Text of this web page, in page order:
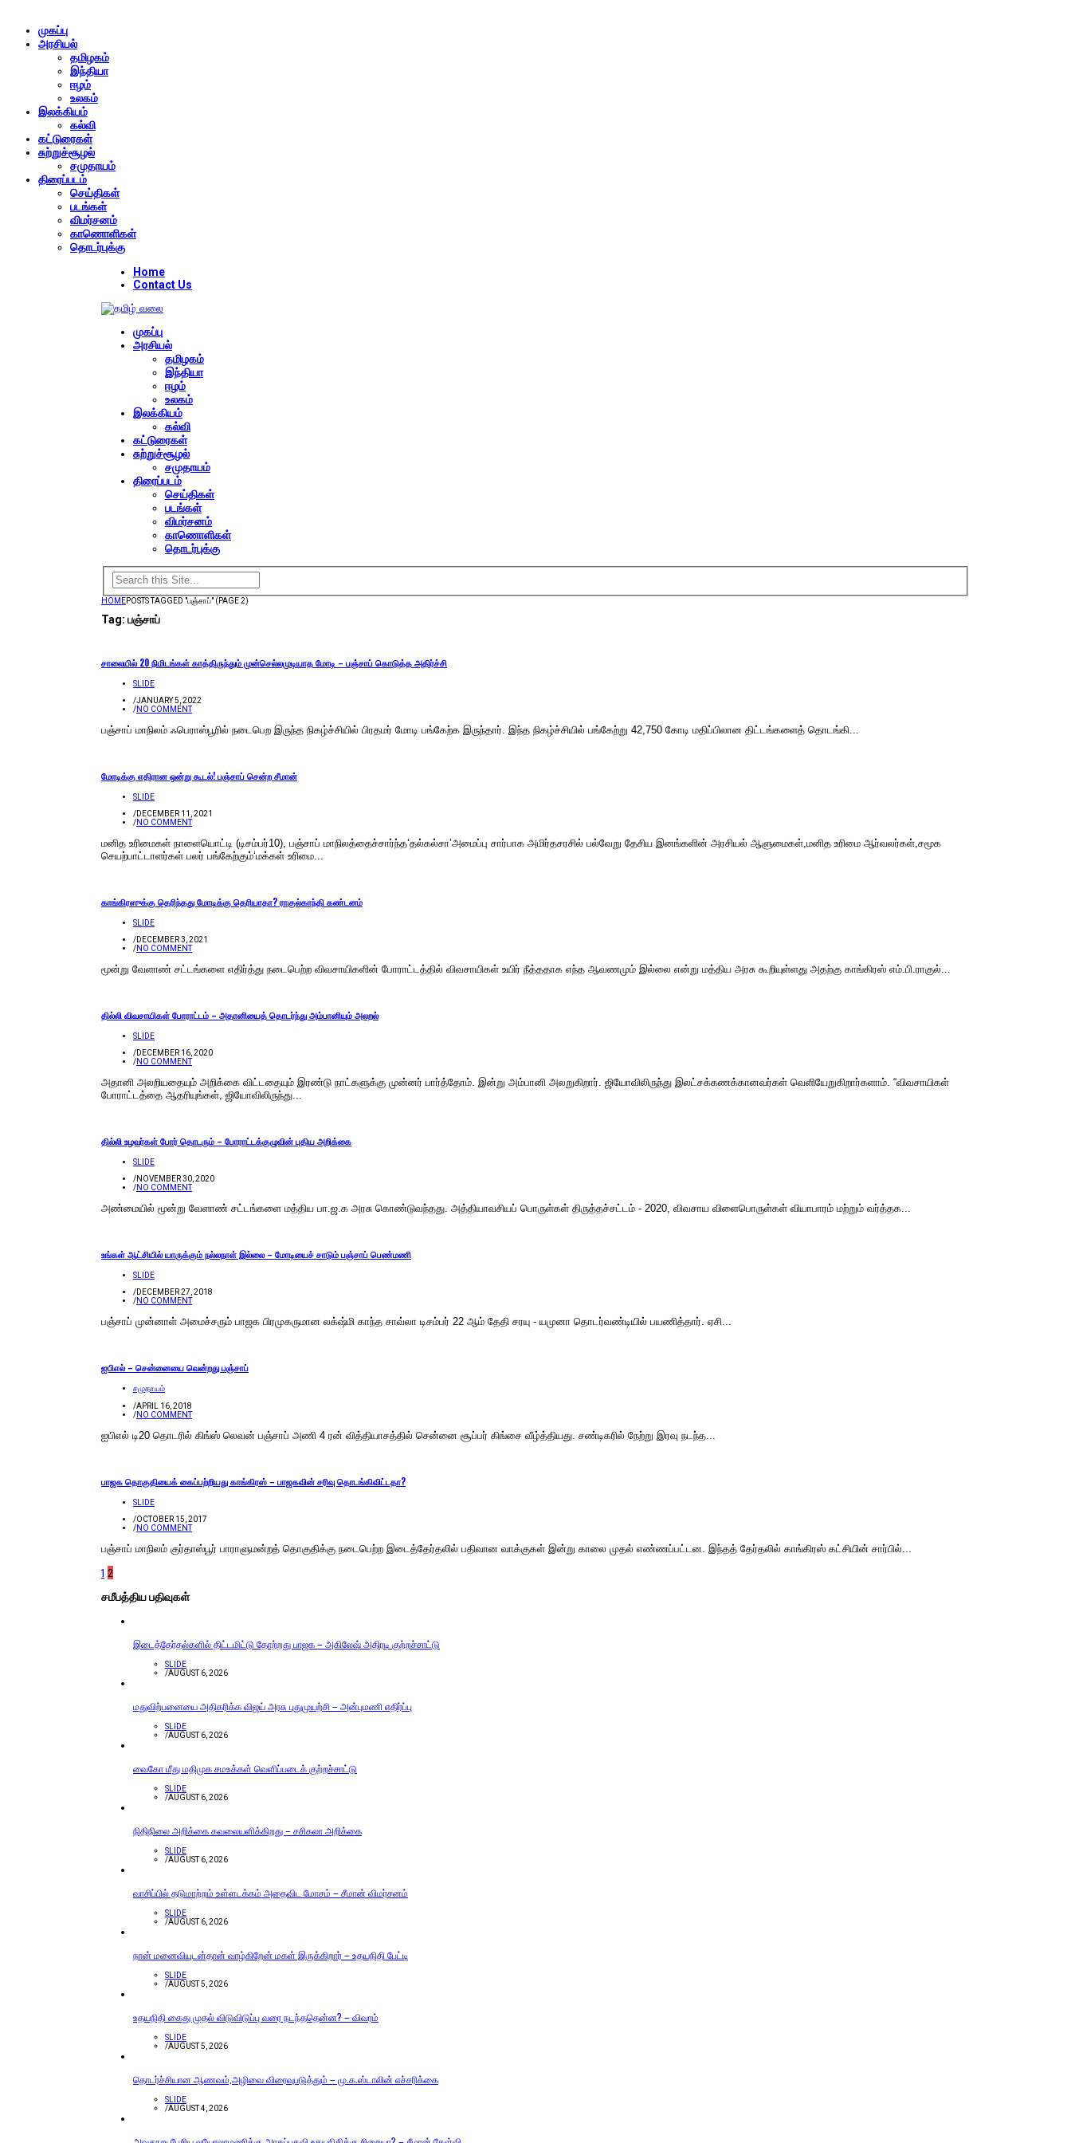
முகப்பு
அரசியல்
தமிழகம்
இந்தியா
ஈழம்
உலகம்
இலக்கியம்
கல்வி
கட்டுரைகள்
சுற்றுச்சூழல்
சமுதாயம்
திரைப்படம்
செய்திகள்
படங்கள்
விமர்சனம்
காணொளிகள்
தொடர்புக்கு
Home
Contact Us
முகப்பு
அரசியல்
தமிழகம்
இந்தியா
ஈழம்
உலகம்
இலக்கியம்
கல்வி
கட்டுரைகள்
சுற்றுச்சூழல்
சமுதாயம்
திரைப்படம்
செய்திகள்
படங்கள்
விமர்சனம்
காணொளிகள்
தொடர்புக்கு
HOMEPOSTS TAGGED "பஞ்சாப்" (PAGE 2)
Tag: பஞ்சாப்
சாலையில் 20 நிமிடங்கள் காத்திருந்தும் முன்செல்லமுடியாத மோடி – பஞ்சாப் கொடுத்த அதிர்ச்சி
SLIDE
/JANUARY 5, 2022
/NO COMMENT
பஞ்சாப் மாநிலம் ஃபெராஸ்பூரில் நடைபெற இருந்த நிகழ்ச்சியில் பிரதமர் மோடி பங்கேற்க இருந்தார். இந்த நிகழ்ச்சியில் பங்கேற்று 42,750 கோடி மதிப்பிலான திட்டங்களைத் தொடங்கி...
மோடிக்கு எதிரான ஒன்று கூடல்! பஞ்சாப் சென்ற சீமான்
SLIDE
/DECEMBER 11, 2021
/NO COMMENT
மனித உரிமைகள் நாளையொட்டி (டிசம்பர்10), பஞ்சாப் மாநிலத்தைச்சார்ந்த‘தல்கல்சா’அமைப்பு சார்பாக அமிர்தசரசில் பல்வேறு தேசிய இனங்களின் அரசியல் ஆளுமைகள்,மனித உரிமை ஆர்வலர்கள்,சமூக
செயற்பாட்டாளர்கள் பலர் பங்கேற்கும்‘மக்கள் உரிமை...
காங்கிரஸுக்கு தெரிந்தது மோடிக்கு தெரியாதா? ராகுல்காந்தி கண்டனம்
SLIDE
/DECEMBER 3, 2021
/NO COMMENT
மூன்று வேளாண் சட்டங்களை எதிர்த்து நடைபெற்ற விவசாயிகளின் போராட்டத்தில் விவசாயிகள் உயிர் நீத்ததாக எந்த ஆவணமும் இல்லை என்று மத்திய அரசு கூறியுள்ளது அதற்கு காங்கிரஸ் எம்.பி.ராகுல்...
தில்லி விவசாயிகள் போராட்டம் – அதானியைத் தொடர்ந்து அம்பானியும் அலறல்
SLIDE
/DECEMBER 16, 2020
/NO COMMENT
அதானி அலறியதையும் அறிக்கை விட்டதையும் இரண்டு நாட்களுக்கு முன்னர் பார்த்தோம். இன்று அம்பானி அலறுகிறார். ஜியோவிலிருந்து இலட்சக்கணக்கானவர்கள் வெளியேறுகிறார்களாம். “விவசாயிகள்
போராட்டத்தை ஆதரியுங்கள், ஜியோவிலிருந்து...
தில்லி உழவர்கள் போர் தொடரும் – போராட்டக்குழுவின் புதிய அறிக்கை
SLIDE
/NOVEMBER 30, 2020
/NO COMMENT
அண்மையில் மூன்று வேளாண் சட்டங்களை மத்திய பா.ஜ.க அரசு கொண்டுவந்தது. அத்தியாவசியப் பொருள்கள் திருத்தச்சட்டம் - 2020, விவசாய விளைபொருள்கள் வியாபாரம் மற்றும் வர்த்தக...
உங்கள் ஆட்சியில் யாருக்கும் நல்லநாள் இல்லை – மோடியைச் சாடும் பஞ்சாப் பெண்மணி
SLIDE
/DECEMBER 27, 2018
/NO COMMENT
பஞ்சாப் முன்னாள் அமைச்சரும் பாஜக பிரமுகருமான லக்‌ஷ்மி காந்த சாவ்லா டிசம்பர் 22 ஆம் தேதி சரயு - யமுனா தொடர்வண்டியில் பயணித்தார். ஏசி...
ஐபிஎல் – சென்னையை வென்றது பஞ்சாப்
சமுதாயம்
/APRIL 16, 2018
/NO COMMENT
ஐபிஎல் டி20 தொடரில் கிங்ஸ் லெவன் பஞ்சாப் அணி 4 ரன் வித்தியாசத்தில் சென்னை சூப்பர் கிங்சை வீழ்த்தியது. சண்டிகரில் நேற்று இரவு நடந்த...
பாஜக தொகுதியைக் கைப்பற்றியது காங்கிரஸ் – பாஜகவின் சரிவு தொடங்கிவிட்டதா?
SLIDE
/OCTOBER 15, 2017
/NO COMMENT
பஞ்சாப் மாநிலம் குர்தாஸ்பூர் பாராளுமன்றத் தொகுதிக்கு நடைபெற்ற இடைத்தேர்தலில் பதிவான வாக்குகள் இன்று காலை முதல் எண்ணப்பட்டன. இந்தத் தேர்தலில் காங்கிரஸ் கட்சியின் சார்பில்...
1 2
சமீபத்திய பதிவுகள்
இடைத்தேர்தல்களில் திட்டமிட்டு தோற்றது பாஜக – அகிலேஷ் அதிரடி குற்றச்சாட்டு
SLIDE
/AUGUST 6, 2026
மதுவிற்பனையை அதிகரிக்க விஜய் அரசு புதுமுயற்சி – அன்புமணி எதிர்ப்பு
SLIDE
/AUGUST 6, 2026
வைகோ மீது மதிமுக சமஉக்கள் வெளிப்படைக் குற்றச்சாட்டு
SLIDE
/AUGUST 6, 2026
நிதிநிலை அறிக்கை கவலையளிக்கிறது – சசிகலா அறிக்கை
SLIDE
/AUGUST 6, 2026
வாசிப்பில் தடுமாற்றம் உள்ளடக்கம் அதைவிட மோசம் – சீமான் விமர்சனம்
SLIDE
/AUGUST 6, 2026
நான் மனைவியுடன்தான் வாழ்கிறேன் மகள் இருக்கிறார் – உதயநிதி பேட்டி
SLIDE
/AUGUST 5, 2026
உதயநிதி கைது முதல் விடுவிடுப்பு வரை நடந்ததென்ன? – விவரம்
SLIDE
/AUGUST 5, 2026
தொடர்ச்சியான ஆணவம்,அழிவை விரைவுபடுத்தும் – மு.க.ஸ்டாலின் எச்சரிக்கை
SLIDE
/AUGUST 4, 2026